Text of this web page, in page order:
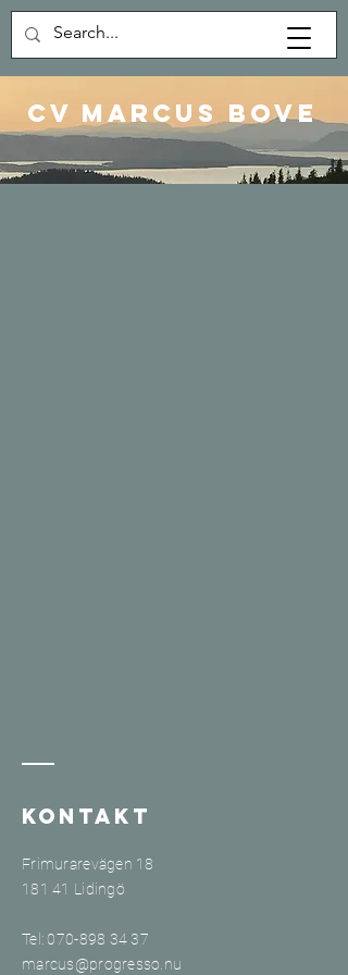
CV Marcus Bove
Kontakt
Frimurarevägen 18
181 41 Lidingö
Tel: 070-898 34 37
​marcus@progresso.nu